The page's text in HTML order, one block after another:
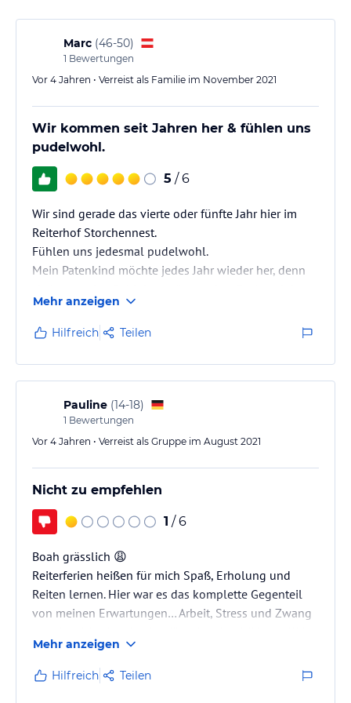
Hinweis: Verfasst von HolidayCheck mit Hilfe von KI. Alle
Angaben ohne Gewähr. Bitte lies vor der Buchung die
verbindlichenAngebotsdetails
Marc (46-50)
1 Bewertungen
Vor 4 Jahren • Verreist als Familie im November 2021
Wir kommen seit Jahren her & fühlen uns
pudelwohl.
5 / 6
Wir sind gerade das vierte oder fünfte Jahr hier im
Reiterhof Storchennest.
Fühlen uns jedesmal pudelwohl.
Mein Patenkind möchte jedes Jahr wieder her, denn
Pferden begeistert.
In all den Jahren haben wir nicht einen unhöflichen
Mitarbeiter erlebt.
Wir sind sehr gerne hier & freuen uns schon auf‘s
nächste Mal.
Mehr anzeigen
Hilfreich Teilen
Pauline (14-18)
1 Bewertungen
Vor 4 Jahren • Verreist als Gruppe im August 2021
Nicht zu empfehlen
1 / 6
Boah grässlich 😩
Reiterferien heißen für mich Spaß, Erholung und
Reiten lernen. Hier war es das komplette Gegenteil
von meinen Erwartungen… Arbeit, Stress und Zwang
Mehr anzeigen
Hilfreich Teilen